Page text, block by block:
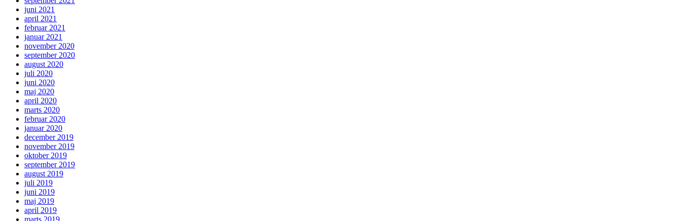
juni 2021
april 2021
februar 2021
januar 2021
november 2020
september 2020
august 2020
juli 2020
juni 2020
maj 2020
april 2020
marts 2020
februar 2020
januar 2020
december 2019
november 2019
oktober 2019
september 2019
august 2019
juli 2019
juni 2019
maj 2019
april 2019